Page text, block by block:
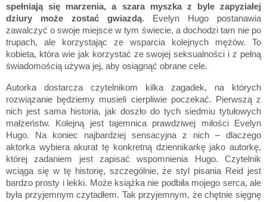
spełniają się marzenia, a szara myszka z byle zapyziałej
dziury może zostać gwiazdą. Evelyn Hugo postanawia
zawalczyć o swoje miejsce w tym świecie, a dochodzi tam nie po
trupach, ale korzystając ze wsparcia kolejnych mężów. To
kobieta, która wie jak korzystać ze swojej seksualności i z pełną
świadomością używa jej, aby osiągnąć obrane cele.
Autorka dostarcza czytelnikom kilka zagadek, na których
rozwiązanie będziemy musieli cierpliwie poczekać. Pierwszą z
nich jest sama historia, jak doszło do tych siedmiu tytułowych
małżeństw. Kolejną jest tajemnica prawdziwej miłości Evelyn
Hugo. Na koniec najbardziej sensacyjna z nich –dlaczego
aktorka wybiera akurat tę konkretną dziennikarkę jako autorkę,
której zadaniem jest zapisać wspomnienia Hugo. Czytelnik
wciąga się w tę historię, szczególnie, że styl pisania Reid jest
bardzo prosty i lekki. Może książka nie podbiła mojego serca, ale
była przyjemnym czytadłem. Tak przyjemnym, że chętnie sięgnę